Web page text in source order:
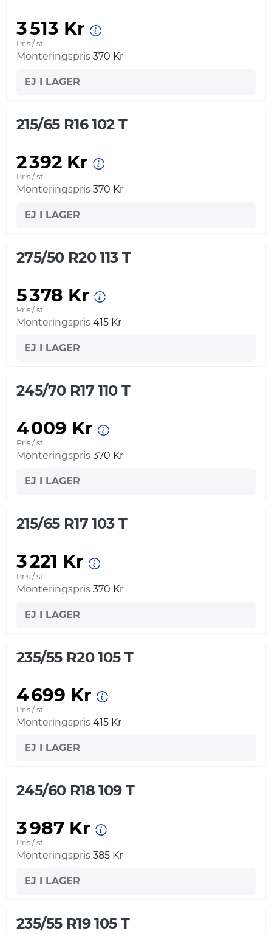
3 513 Kr
Pris / st
Monteringspris 370 Kr
EJ I LAGER
215/65 R16 102 T
2 392 Kr
Pris / st
Monteringspris 370 Kr
EJ I LAGER
275/50 R20 113 T
5 378 Kr
Pris / st
Monteringspris 415 Kr
EJ I LAGER
245/70 R17 110 T
4 009 Kr
Pris / st
Monteringspris 370 Kr
EJ I LAGER
215/65 R17 103 T
3 221 Kr
Pris / st
Monteringspris 370 Kr
EJ I LAGER
235/55 R20 105 T
4 699 Kr
Pris / st
Monteringspris 415 Kr
EJ I LAGER
245/60 R18 109 T
3 987 Kr
Pris / st
Monteringspris 385 Kr
EJ I LAGER
235/55 R19 105 T